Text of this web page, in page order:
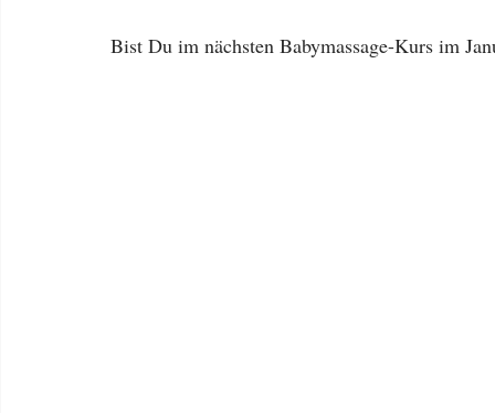
Bist Du im nächsten Babymassage-Kurs im